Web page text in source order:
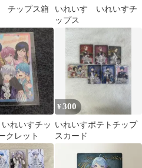
チップス箱
いれいす いれいすチ
ップス
れいすチッ
クレット
¥300
いれいすポテトチップ
スカード